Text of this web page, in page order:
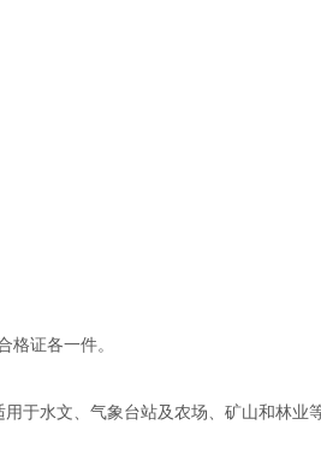
格证各一件。
于水文、气象台站及农场、矿山和林业